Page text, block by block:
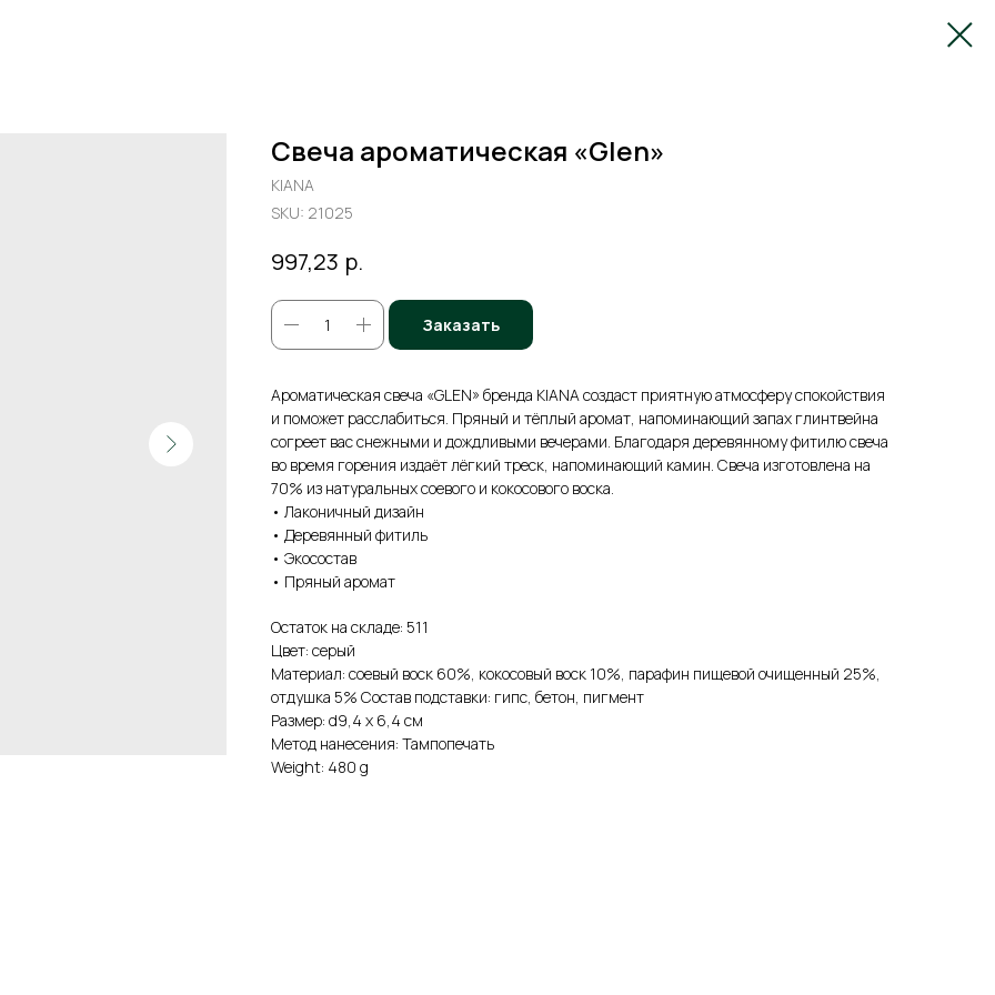
Свеча ароматическая «Glen»
KIANA
SKU: 21025
997,23 р.
Заказать
Ароматическая свеча «GLEN» бренда KIANA создаст приятную атмосферу спокойствия
и поможет расслабиться. Пряный и тёплый аромат, напоминающий запах глинтвейна
согреет вас снежными и дождливыми вечерами. Благодаря деревянному фитилю свеча
во время горения издаёт лёгкий треск, напоминающий камин. Свеча изготовлена на
70% из натуральных соевого и кокосового воска.
• Лаконичный дизайн
• Деревянный фитиль
• Экосостав
• Пряный аромат
Остаток на складе: 511
Цвет: серый
Материал: соевый воск 60%, кокосовый воск 10%, парафин пищевой очищенный 25%,
отдушка 5% Состав подставки: гипс, бетон, пигмент
Размер: d9,4 х 6,4 см
Метод нанесения: Тампопечать
Weight: 480 g